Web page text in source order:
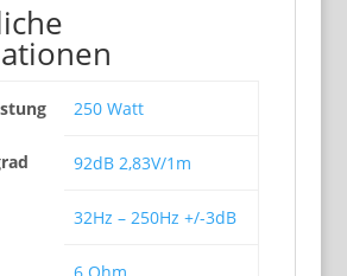
250 Watt
92dB 2,83V/1m
32Hz – 250Hz +/-3dB